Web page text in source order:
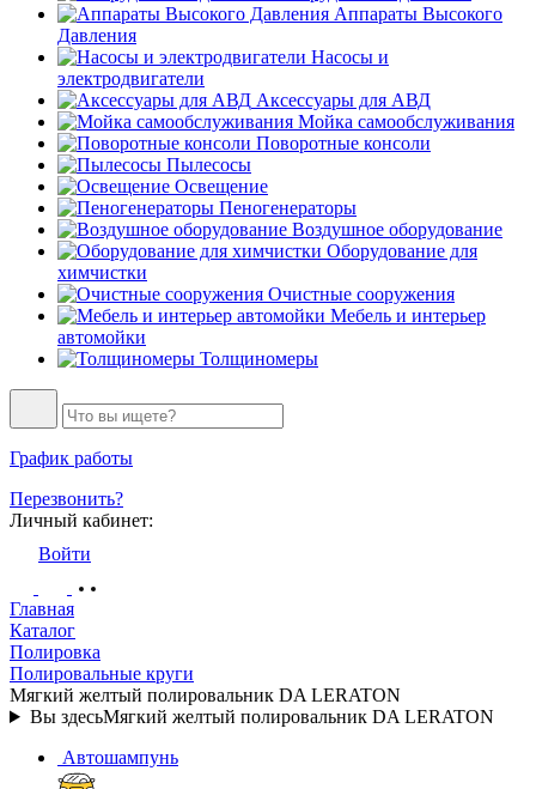
Аппараты Высокого
Давления
Насосы и
электродвигатели
Аксессуары для АВД
Мойка самообслуживания
Поворотные консоли
Пылесосы
Освещение
Пеногенераторы
Воздушное оборудование
Оборудование для
химчистки
Очистные сооружения
Мебель и интерьер
автомойки
Толщиномеры
График работы
Перезвонить?
Личный кабинет:
Войти
Главная
Каталог
Полировка
Полировальные круги
Мягкий желтый полировальник DA LERATON
Вы здесьМягкий желтый полировальник DA LERATON
Автошампунь